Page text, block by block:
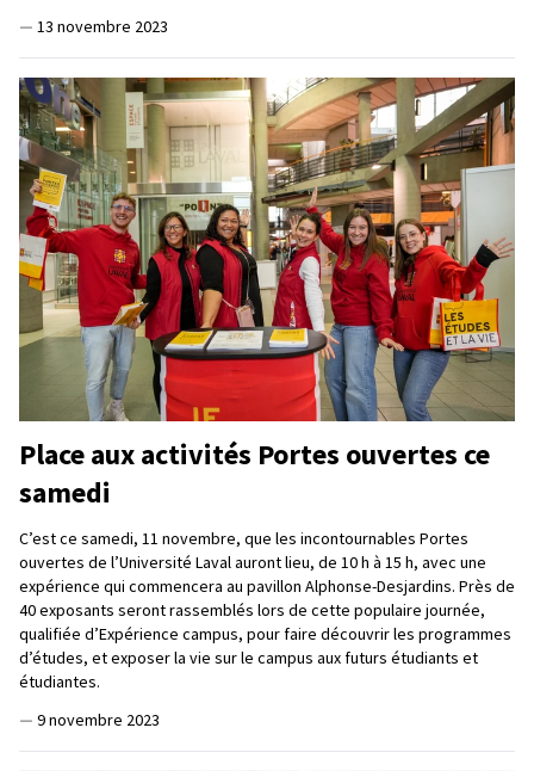
— 13 novembre 2023
Place aux activités Portes ouvertes ce
samedi
C’est ce samedi, 11 novembre, que les incontournables Portes
ouvertes de l’Université Laval auront lieu, de 10 h à 15 h, avec une
expérience qui commencera au pavillon Alphonse-Desjardins. Près de
40 exposants seront rassemblés lors de cette populaire journée,
qualifiée d’Expérience campus, pour faire découvrir les programmes
d’études, et exposer la vie sur le campus aux futurs étudiants et
étudiantes.
— 9 novembre 2023